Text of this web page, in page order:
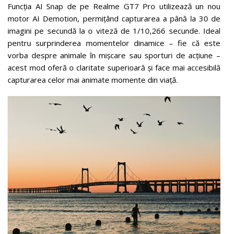
Funcția AI Snap de pe Realme GT7 Pro utilizează un nou
motor AI Demotion, permițând capturarea a până la 30 de
imagini pe secundă la o viteză de 1/10,266 secunde. Ideal
pentru surprinderea momentelor dinamice – fie că este
vorba despre animale în mișcare sau sporturi de acțiune –
acest mod oferă o claritate superioară și face mai accesibilă
capturarea celor mai animate momente din viață.